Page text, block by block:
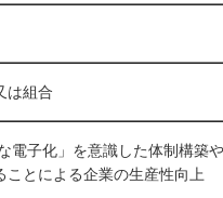
は組合
電子化」を意識した体制構築
とによる企業の生産性向上